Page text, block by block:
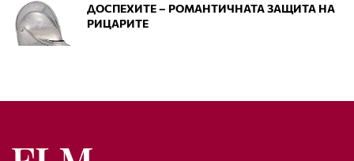
ДОСПЕХИТЕ – РОМАНТИЧНАТА ЗАЩИТА НА
РИЦАРИТЕ